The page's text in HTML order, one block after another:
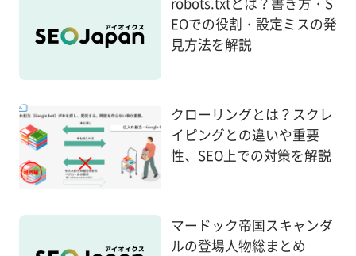
EOでの役割・設定ミスの発
見方法を解説
クローリングとは？スクレ
イピングとの違いや重要
性、SEO上での対策を解説
マードック帝国スキャンダ
ルの登場人物総まとめ